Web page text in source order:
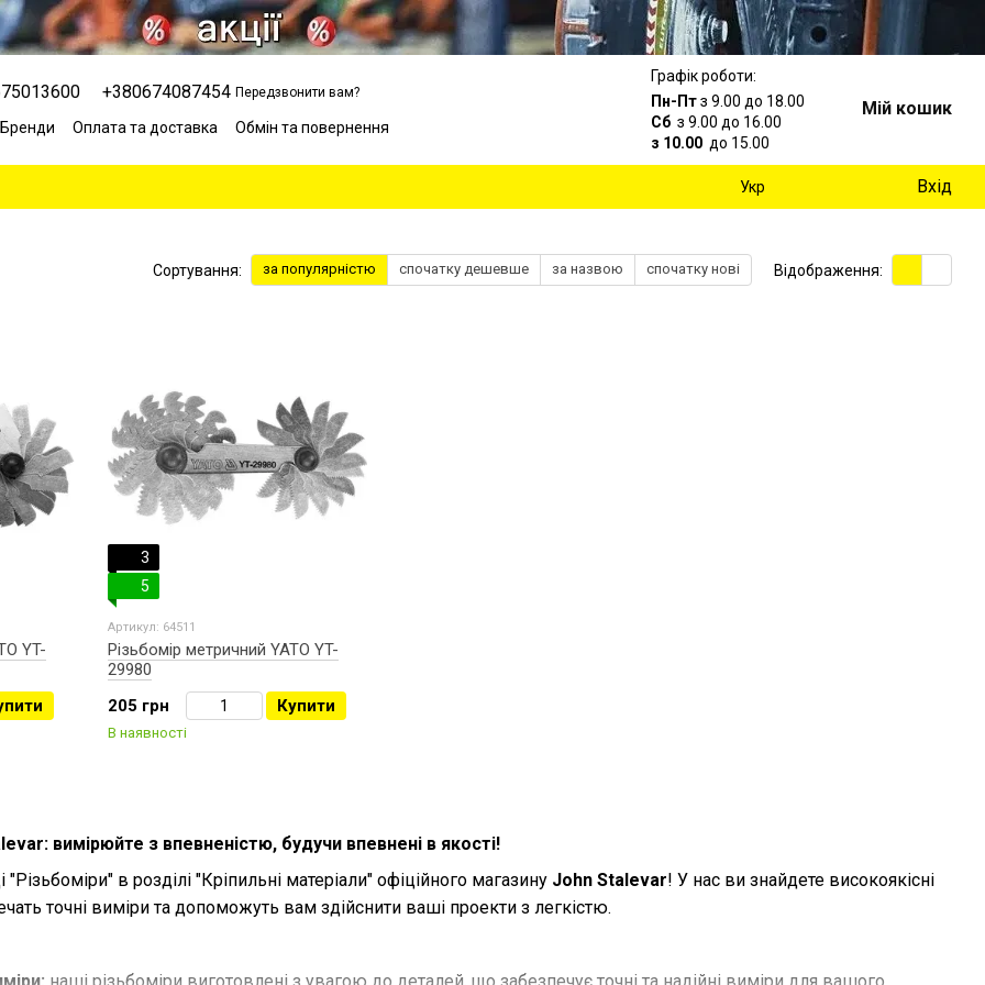
+380674087454 Передзвонити вам?
Бренди Оплата та доставка
Обмін та повернення
Графік роботи:
Пн-Птз 9.00 до 18.00
Сб з 9.00 до 16.00
з 10.00 до 15.00
Мій кошик
Укр Вхід
Сортування: за популярністю спочатку дешевше за назвою спочатку нові Відображення:
вимірюйте з впевненістю, будучи впевнені в якості!
"Різьбоміри" в розділі "Кріпильні матеріали" офіційного магазину John Stalevar! У нас ви знайдете високоякісні
точні виміри та допоможуть вам здійснити ваші проекти з легкістю.
YT-
3
5
Артикул: 64511
Різьбомір метричний YATO YT-
29980
205 грн
Купити
В наявності